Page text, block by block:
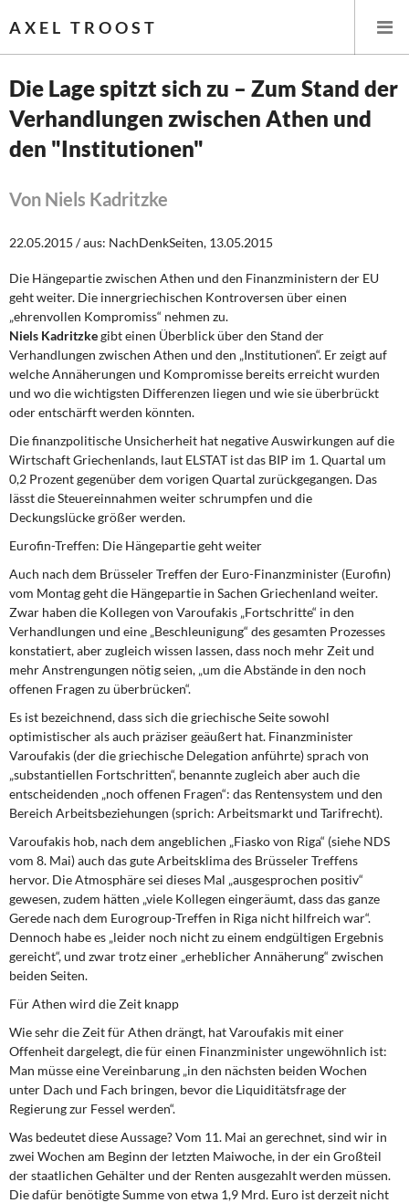
AXEL TROOST
Startseite
Leitlinien linker Wirtschafts- und Finanzpolitik
Wirtschaftspolitik
Steuer- und Finanzpolitik
Öffentliche Infrastruktur und Daseinsvorsorge
Eurokrise und Griechenland
DIE LINKE
Weitere Themen
Memo-Gruppe
Institut Solidarische Moderne
Rosa-Luxemburg-Stiftung
Über mich
Kontakt
Die Lage spitzt sich zu – Zum Stand der
Verhandlungen zwischen Athen und
den "Institutionen"
Von Niels Kadritzke
22.05.2015 / aus: NachDenkSeiten, 13.05.2015
Die Hängepartie zwischen Athen und den Finanzministern der EU
geht weiter. Die innergriechischen Kontroversen über einen
„ehrenvollen Kompromiss“ nehmen zu.
Niels Kadritzkegibt einen Überblick über den Stand der
Verhandlungen zwischen Athen und den „Institutionen“. Er zeigt auf
welche Annäherungen und Kompromisse bereits erreicht wurden
und wo die wichtigsten Differenzen liegen und wie sie überbrückt
oder entschärft werden könnten.
Die finanzpolitische Unsicherheit hat negative Auswirkungen auf die
Wirtschaft Griechenlands, laut ELSTAT ist das BIP im 1. Quartal um
0,2 Prozent gegenüber dem vorigen Quartal zurückgegangen. Das
lässt die Steuereinnahmen weiter schrumpfen und die
Deckungslücke größer werden.
Eurofin-Treffen: Die Hängepartie geht weiter
Auch nach dem Brüsseler Treffen der Euro-Finanzminister (Eurofin)
vom Montag geht die Hängepartie in Sachen Griechenland weiter.
Zwar haben die Kollegen von Varoufakis „Fortschritte“ in den
Verhandlungen und eine „Beschleunigung“ des gesamten Prozesses
konstatiert, aber zugleich wissen lassen, dass noch mehr Zeit und
mehr Anstrengungen nötig seien, „um die Abstände in den noch
offenen Fragen zu überbrücken“.
Es ist bezeichnend, dass sich die griechische Seite sowohl
optimistischer als auch präziser geäußert hat. Finanzminister
Varoufakis (der die griechische Delegation anführte) sprach von
„substantiellen Fortschritten“, benannte zugleich aber auch die
entscheidenden „noch offenen Fragen“: das Rentensystem und den
Bereich Arbeitsbeziehungen (sprich: Arbeitsmarkt und Tarifrecht).
Varoufakis hob, nach dem angeblichen „Fiasko von Riga“ (siehe NDS
vom 8. Mai) auch das gute Arbeitsklima des Brüsseler Treffens
hervor. Die Atmosphäre sei dieses Mal „ausgesprochen positiv“
gewesen, zudem hätten „viele Kollegen eingeräumt, dass das ganze
Gerede nach dem Eurogroup-Treffen in Riga nicht hilfreich war“.
Dennoch habe es „leider noch nicht zu einem endgültigen Ergebnis
gereicht“, und zwar trotz einer „erheblicher Annäherung“ zwischen
beiden Seiten.
Für Athen wird die Zeit knapp
Wie sehr die Zeit für Athen drängt, hat Varoufakis mit einer
Offenheit dargelegt, die für einen Finanzminister ungewöhnlich ist:
Man müsse eine Vereinbarung „in den nächsten beiden Wochen
unter Dach und Fach bringen, bevor die Liquiditätsfrage der
Regierung zur Fessel werden“.
Was bedeutet diese Aussage? Vom 11. Mai an gerechnet, sind wir in
zwei Wochen am Beginn der letzten Maiwoche, in der ein Großteil
der staatlichen Gehälter und der Renten ausgezahlt werden müssen.
Die dafür benötigte Summe von etwa 1,9 Mrd. Euro ist derzeit nicht